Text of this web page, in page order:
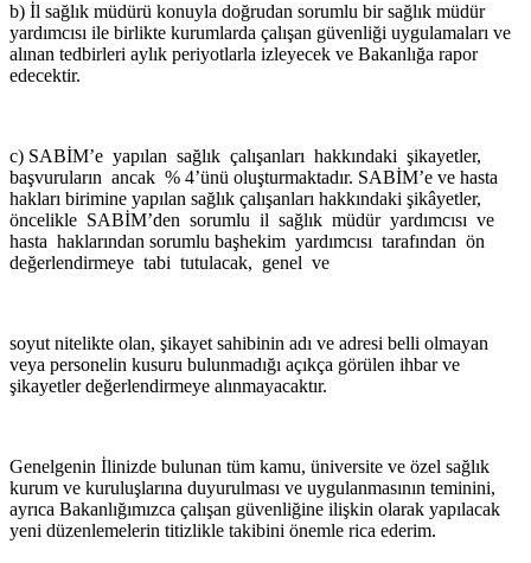
b) İl sağlık müdürü konuyla doğrudan sorumlu bir sağlık müdür
yardımcısı ile birlikte kurumlarda çalışan güvenliği uygulamaları ve
alınan tedbirleri aylık periyotlarla izleyecek ve Bakanlığa rapor
edecektir.
c) SABİM’e yapılan sağlık çalışanları hakkındaki şikayetler,
başvuruların ancak % 4’ünü oluşturmaktadır. SABİM’e ve hasta
hakları birimine yapılan sağlık çalışanları hakkındaki şikâyetler,
öncelikle SABİM’den sorumlu il sağlık müdür yardımcısı ve
hasta haklarından sorumlu başhekim yardımcısı tarafından ön
değerlendirmeye tabi tutulacak, genel ve
soyut nitelikte olan, şikayet sahibinin adı ve adresi belli olmayan
veya personelin kusuru bulunmadığı açıkça görülen ihbar ve
şikayetler değerlendirmeye alınmayacaktır.
Genelgenin İlinizde bulunan tüm kamu, üniversite ve özel sağlık
kurum ve kuruluşlarına duyurulması ve uygulanmasının teminini,
ayrıca Bakanlığımızca çalışan güvenliğine ilişkin olarak yapılacak
yeni düzenlemelerin titizlikle takibini önemle rica ederim.